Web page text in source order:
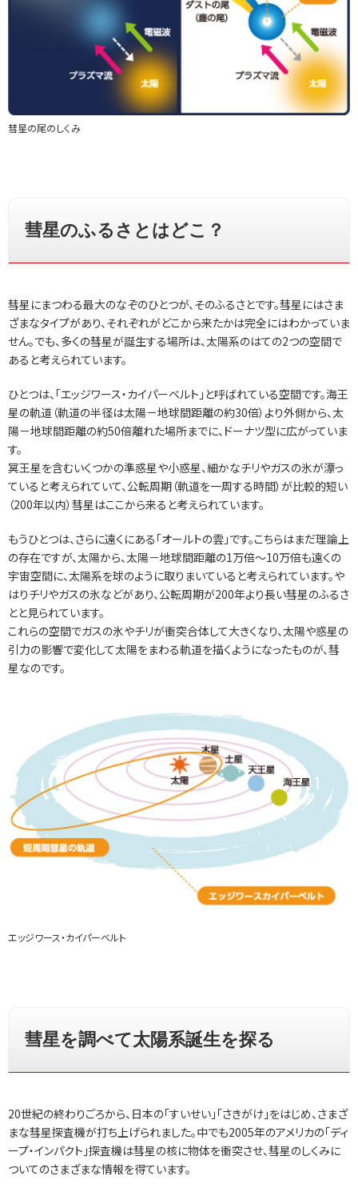
彗星の尾のしくみ
彗星のふるさとはどこ？
彗星にまつわる最大のなぞのひとつが、そのふるさとです。彗星にはさま
ざまなタイプがあり、それぞれがどこから来たかは完全にはわかっていま
せん。でも、多くの彗星が誕生する場所は、太陽系のはての2つの空間で
あると考えられています。
ひとつは、「エッジワース・カイパーベルト」と呼ばれている空間です。海王
星の軌道（軌道の半径は太陽－地球間距離の約30倍）より外側から、太
陽－地球間距離の約50倍離れた場所までに、ドーナツ型に広がっていま
す。
冥王星を含むいくつかの準惑星や小惑星、細かなチリやガスの氷が漂っ
ていると考えられていて、公転周期（軌道を一周する時間）が比較的短い
（200年以内）彗星はここから来ると考えられています。
もうひとつは、さらに遠くにある「オールトの雲」です。こちらはまだ理論上
の存在ですが、太陽から、太陽－地球間距離の1万倍～10万倍も遠くの
宇宙空間に、太陽系を球のように取りまいていると考えられています。や
はりチリやガスの氷などがあり、公転周期が200年より長い彗星のふるさ
とと見られています。
これらの空間でガスの氷やチリが衝突合体して大きくなり、太陽や惑星の
引力の影響で変化して太陽をまわる軌道を描くようになったものが、彗
星なのです。
エッジワース・カイパーベルト
彗星を調べて太陽系誕生を探る
20世紀の終わりごろから、日本の「すいせい」「さきがけ」をはじめ、さまざ
まな彗星探査機が打ち上げられました。中でも2005年のアメリカの「ディ
ープ・インパクト」探査機は彗星の核に物体を衝突させ、彗星のしくみに
ついてのさまざまな情報を得ています。